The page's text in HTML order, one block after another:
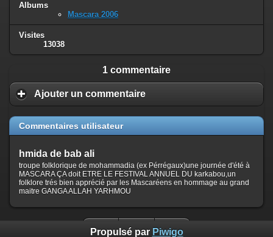
Albums
Mascara 2006
Visites
13038
1 commentaire
Ajouter un commentaire
Commentaires utilisateur
hmida de bab ali
troupe folklorique de mohammadia (ex Pérrégaux)une journée d'été à
MASCARA ÇA doit ETRE LE FESTIVAL ANNUEL DU karkabou,un
folklore trés bien apprécié par les Mascaréens en hommage au grand
maitre GANGA ALLAH YARHMOU
Propulsé par Piwigo